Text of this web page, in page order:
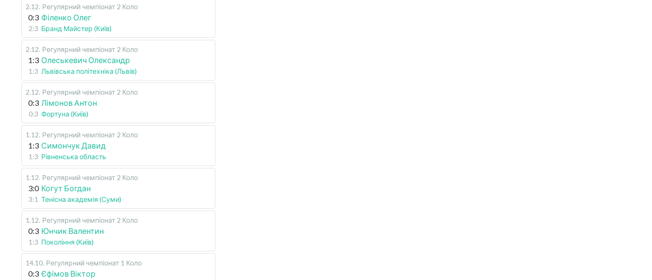
2.12. Регулярний чемпіонат 2 Коло
0:3 Філенко Олег
2:3 Бранд Майстер (Київ)
2.12. Регулярний чемпіонат 2 Коло
1:3 Олеськевич Олександр
1:3 Львівська політехніка (Львів)
2.12. Регулярний чемпіонат 2 Коло
0:3 Лімонов Антон
0:3 Фортуна (Київ)
1.12. Регулярний чемпіонат 2 Коло
1:3 Симончук Давид
1:3 Рівненська область
1.12. Регулярний чемпіонат 2 Коло
3:0 Когут Богдан
3:1 Тенісна академія (Суми)
1.12. Регулярний чемпіонат 2 Коло
0:3 Юнчик Валентин
1:3 Покоління (Київ)
14.10. Регулярний чемпіонат 1 Коло
0:3 Єфімов Віктор